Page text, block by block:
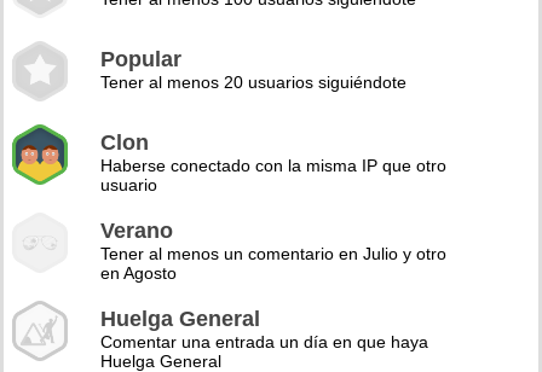
Popular
Tener al menos 20 usuarios siguiéndote
Clon
Haberse conectado con la misma IP que otro
usuario
Verano
Tener al menos un comentario en Julio y otro
en Agosto
Huelga General
Comentar una entrada un día en que haya
Huelga General